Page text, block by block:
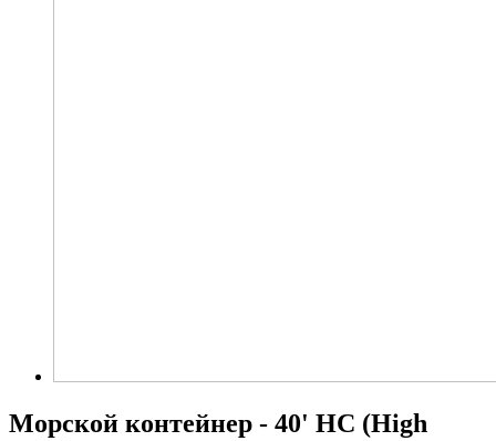
Морской контейнер - 40' HC (High